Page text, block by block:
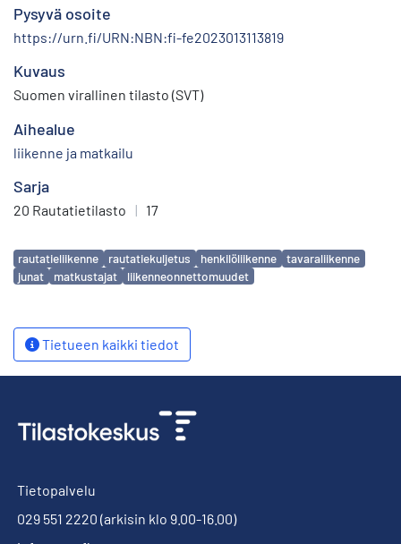
Pysyvä osoite
https://urn.fi/URN:NBN:fi-fe2023013113819
Kuvaus
Suomen virallinen tilasto (SVT)
Aihealue
liikenne ja matkailu
Sarja
20 Rautatietilasto | 17
Avainsanat
rautatieliikenne rautatiekuljetus henkilöliikenne
tavaraliikenne
junat
matkustajat liikenneonnettomuudet
Tietueen kaikki tiedot
Tietopalvelu
029 551 2220 (arkisin klo 9.00-16.00)